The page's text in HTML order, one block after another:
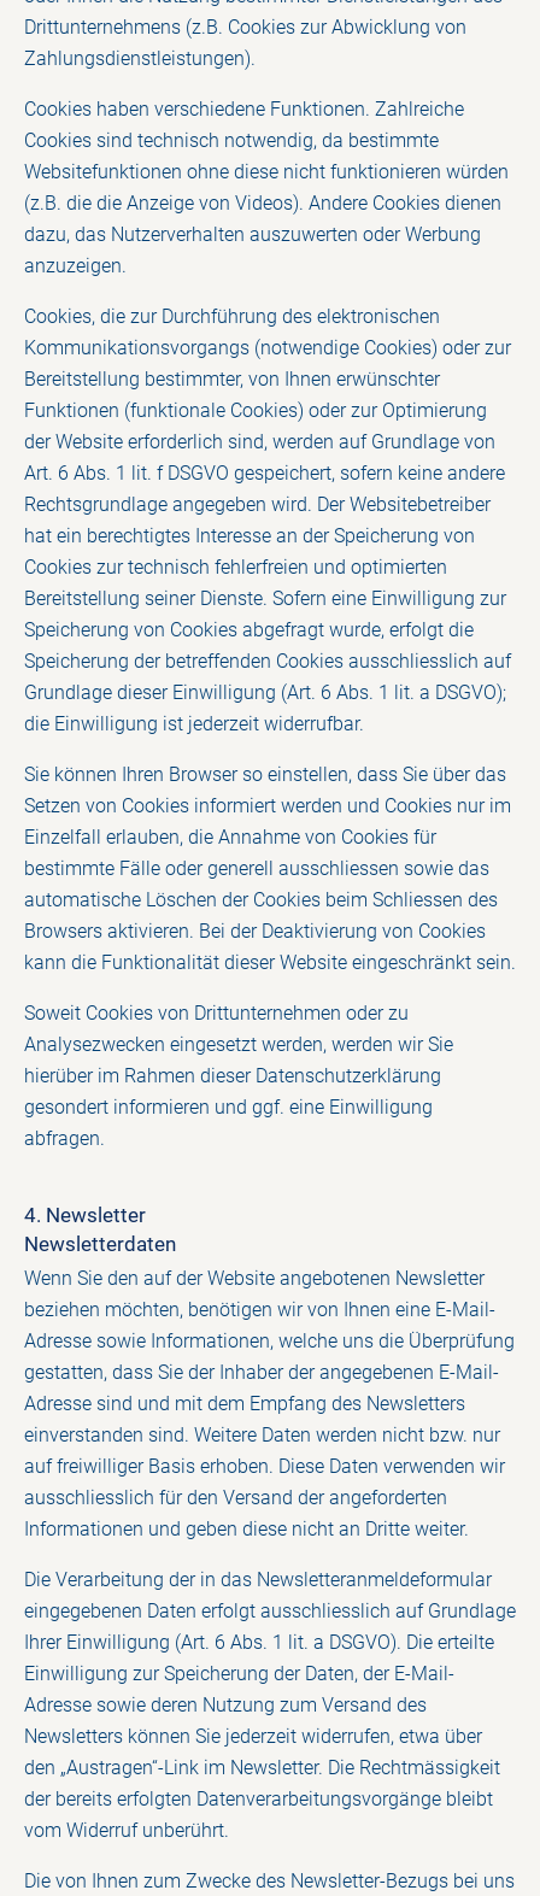
Drittunternehmens (z.B. Cookies zur Abwicklung von
Zahlungsdienstleistungen).
Cookies haben verschiedene Funktionen. Zahlreiche
Cookies sind technisch notwendig, da bestimmte
Websitefunktionen ohne diese nicht funktionieren würden
(z.B. die die Anzeige von Videos). Andere Cookies dienen
dazu, das Nutzerverhalten auszuwerten oder Werbung
anzuzeigen.
Cookies, die zur Durchführung des elektronischen
Kommunikationsvorgangs (notwendige Cookies) oder zur
Bereitstellung bestimmter, von Ihnen erwünschter
Funktionen (funktionale Cookies) oder zur Optimierung
der Website erforderlich sind, werden auf Grundlage von
Art. 6 Abs. 1 lit. f DSGVO gespeichert, sofern keine andere
Rechtsgrundlage angegeben wird. Der Websitebetreiber
hat ein berechtigtes Interesse an der Speicherung von
Cookies zur technisch fehlerfreien und optimierten
Bereitstellung seiner Dienste. Sofern eine Einwilligung zur
Speicherung von Cookies abgefragt wurde, erfolgt die
Speicherung der betreffenden Cookies ausschliesslich auf
Grundlage dieser Einwilligung (Art. 6 Abs. 1 lit. a DSGVO);
die Einwilligung ist jederzeit widerrufbar.
Sie können Ihren Browser so einstellen, dass Sie über das
Setzen von Cookies informiert werden und Cookies nur im
Einzelfall erlauben, die Annahme von Cookies für
bestimmte Fälle oder generell ausschliessen sowie das
automatische Löschen der Cookies beim Schliessen des
Browsers aktivieren. Bei der Deaktivierung von Cookies
kann die Funktionalität dieser Website eingeschränkt sein.
Soweit Cookies von Drittunternehmen oder zu
Analysezwecken eingesetzt werden, werden wir Sie
hierüber im Rahmen dieser Datenschutzerklärung
gesondert informieren und ggf. eine Einwilligung
abfragen.
4. Newsletter
Newsletter­daten
Wenn Sie den auf der Website angebotenen Newsletter
beziehen möchten, benötigen wir von Ihnen eine E-Mail-
Adresse sowie Informationen, welche uns die Überprüfung
gestatten, dass Sie der Inhaber der angegebenen E-Mail-
Adresse sind und mit dem Empfang des Newsletters
einverstanden sind. Weitere Daten werden nicht bzw. nur
auf freiwilliger Basis erhoben. Diese Daten verwenden wir
ausschliesslich für den Versand der angeforderten
Informationen und geben diese nicht an Dritte weiter.
Die Verarbeitung der in das Newsletteranmeldeformular
eingegebenen Daten erfolgt ausschliesslich auf Grundlage
Ihrer Einwilligung (Art. 6 Abs. 1 lit. a DSGVO). Die erteilte
Einwilligung zur Speicherung der Daten, der E-Mail-
Adresse sowie deren Nutzung zum Versand des
Newsletters können Sie jederzeit widerrufen, etwa über
den „Austragen“-Link im Newsletter. Die Rechtmässigkeit
der bereits erfolgten Datenverarbeitungsvorgänge bleibt
vom Widerruf unberührt.
Die von Ihnen zum Zwecke des Newsletter-Bezugs bei uns